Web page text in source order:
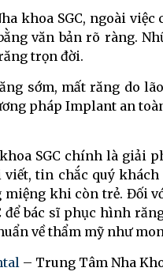
khoa SGC, ngoài việc
văn bản rõ ràng.
trọn đời.
sớm, mất răng do
pháp Implant an
SGC chính là giải
viết, tin chắc quý
miệng khi còn trẻ. Đối
để bác sĩ phục hình
về thẩm mỹ như
– Trung Tâm Nha